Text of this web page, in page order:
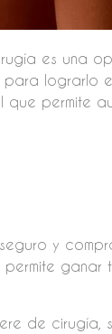
es una
para lograrlo
permite
seguro y
ganar
de cirugía,